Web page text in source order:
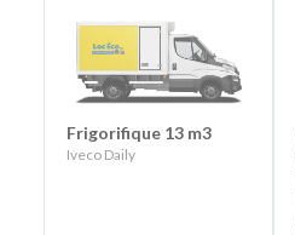
Frigorifique 13 m3
Iveco Daily